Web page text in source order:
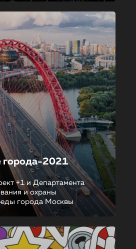
города-2021
+1 и Департамента
и охраны
города Москвы